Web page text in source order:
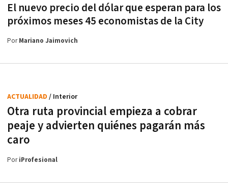
El nuevo precio del dólar que esperan para los
próximos meses 45 economistas de la City
PorMariano Jaimovich
Otra ruta provincial empieza a cobrar
peaje y advierten quiénes pagarán más
caro
ACTUALIDAD / Interior
PoriProfesional